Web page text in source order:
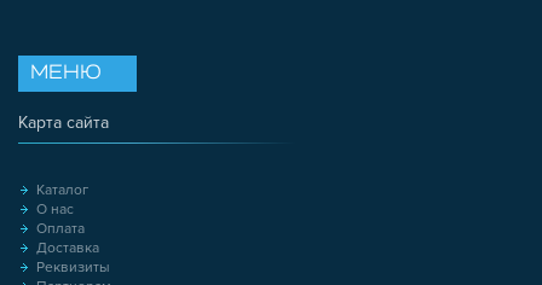
МЕНЮ
Карта сайта
Каталог
О нас
Оплата
Доставка
Реквизиты